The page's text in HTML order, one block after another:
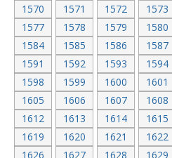
1570
1571 1572 1573
1577
1578 1579 1580
1584
1585 1586 1587
1591
1592 1593 1594
1598
1599 1600 1601
1605
1606 1607 1608
1612
1613 1614 1615
1619
1620 1621 1622
1626
1627 1628 1629